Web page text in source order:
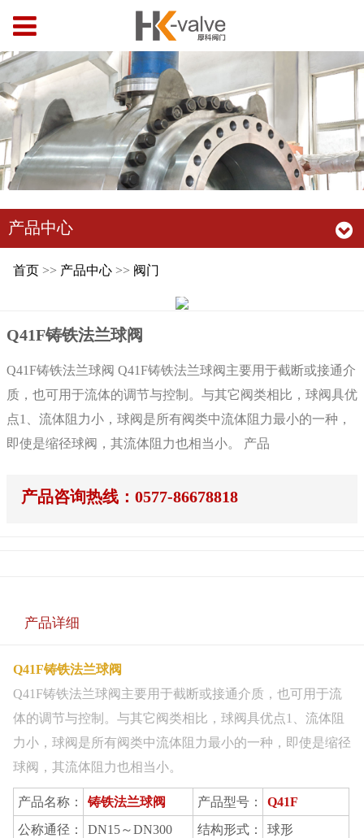
产品中心
首页>> 产品中心>> 阀门
Q41F铸铁法兰球阀
Q41F铸铁法兰球阀 Q41F铸铁法兰球阀主要用于截断或接通介
质，也可用于流体的调节与控制。与其它阀类相比，球阀具优
点1、流体阻力小，球阀是所有阀类中流体阻力最小的一种，
即使是缩径球阀，其流体阻力也相当小。 产品
产品咨询热线：0577-86678818
产品详细
Q41F铸铁法兰球阀
Q41F铸铁法兰球阀主要用于截断或接通介质，也可用于流
体的调节与控制。与其它阀类相比，球阀具优点1、流体阻
力小，球阀是所有阀类中流体阻力最小的一种，即使是缩径
球阀，其流体阻力也相当小。
产品名称： 铸铁法兰球阀 产品型号：
Q41F
公称通径：
DN15～DN300 结构形式：
球形